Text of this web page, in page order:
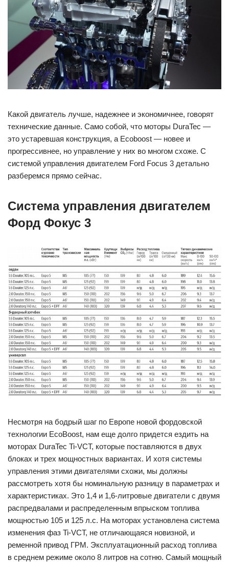
Какой двигатель лучше, надежнее и экономичнее, говорят
технические данные. Само собой, что моторы DuraTec —
это устаревшая конструкция, а Ecoboost — новее и
прогрессивнее, но управление у них во многом схоже. С
системой управления двигателем Ford Focus 3 детально
разберемся прямо сейчас.
Система управления двигателем
Форд Фокус 3
Несмотря на бодрый шаг по Европе новой фордовской
технологии EcoBoost, нам еще долго придется ездить на
моторах DuraTec Ti-VCT, которые поставляются в двух
блоках и трех мощностных вариантах. И хотя системы
управления этими двигателями схожи, мы должны
рассмотреть хотя бы номинальную разницу в параметрах и
характеристиках. Это 1,4 и 1,6-литровые двигатели с двумя
распредвалами и распределенным впрыском топлива
мощностью 105 и 125 л.с. На моторах установлена система
изменения фаз Ti-VCT, не отличающаяся новизной, и
ременной привод ГРМ. Эксплуатационный расход топлива
в среднем режиме около 8 литров на сотню. Самый мощный